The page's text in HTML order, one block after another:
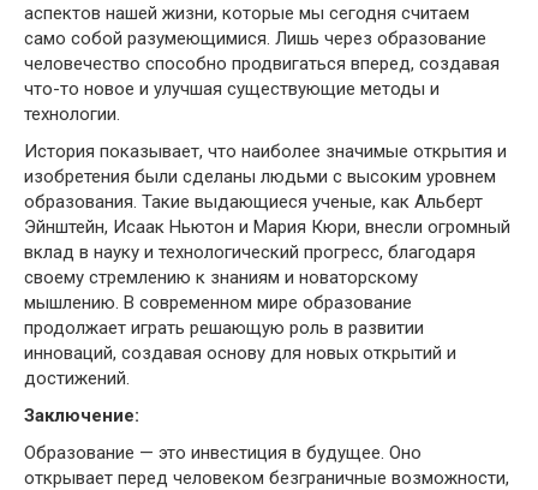
аспектов нашей жизни, которые мы сегодня считаем
само собой разумеющимися. Лишь через образование
человечество способно продвигаться вперед, создавая
что-то новое и улучшая существующие методы и
технологии.
История показывает, что наиболее значимые открытия и
изобретения были сделаны людьми с высоким уровнем
образования. Такие выдающиеся ученые, как Альберт
Эйнштейн, Исаак Ньютон и Мария Кюри, внесли огромный
вклад в науку и технологический прогресс, благодаря
своему стремлению к знаниям и новаторскому
мышлению. В современном мире образование
продолжает играть решающую роль в развитии
инноваций, создавая основу для новых открытий и
достижений.
Заключение:
Образование — это инвестиция в будущее. Оно
открывает перед человеком безграничные возможности,